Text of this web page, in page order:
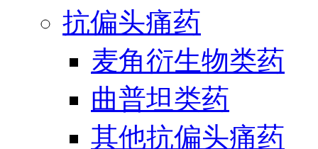
抗偏头痛药
麦角衍生物类药
曲普坦类药
其他抗偏头痛药